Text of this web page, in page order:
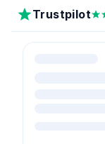
Trustpilot